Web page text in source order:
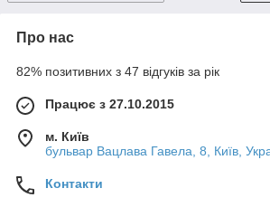
Про нас
82% позитивних з 47 відгуків за рік
Працює з 27.10.2015
м. Київ
бульвар Вацлава Гавела, 8, Київ,
Контакти